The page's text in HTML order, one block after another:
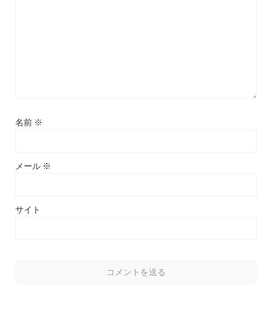
名前 ※
メール ※
サイト